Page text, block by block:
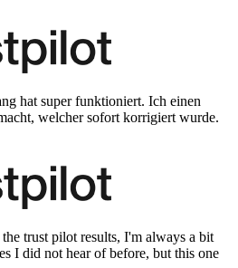
hat super funktioniert. Ich einen
welcher sofort korrigiert wurde.
trust pilot results, I'm always a bit
I did not hear of before, but this one